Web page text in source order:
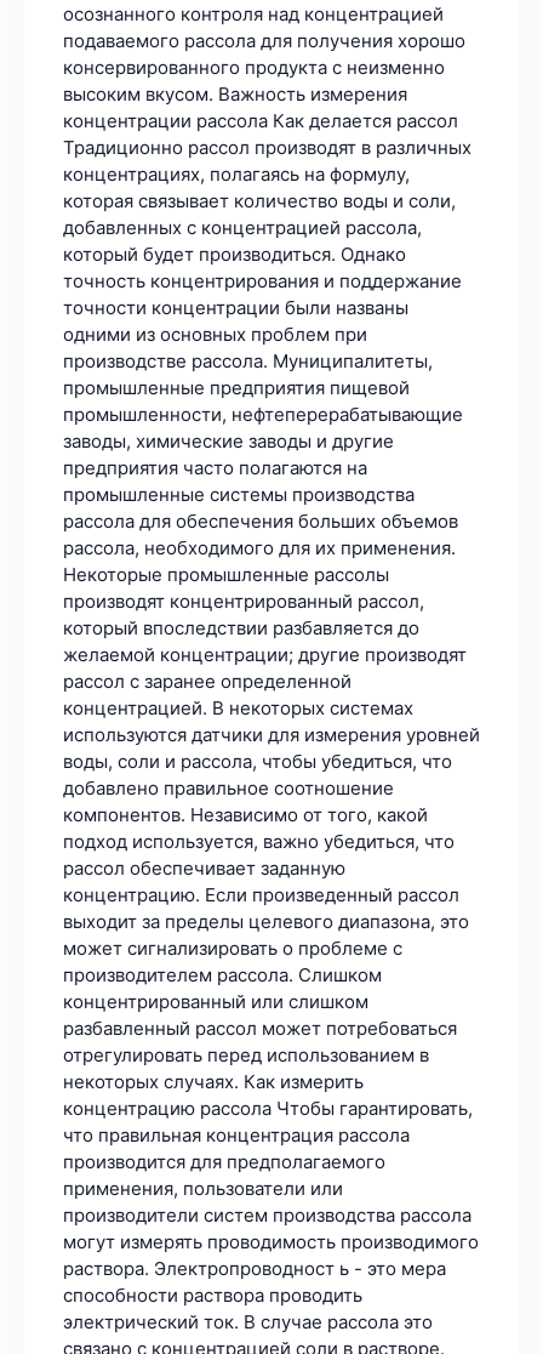
осознанного контроля над концентрацией
подаваемого рассола для получения хорошо
консервированного продукта с неизменно
высоким вкусом. Важность измерения
концентрации рассола Как делается рассол
Традиционно рассол производят в различных
концентрациях, полагаясь на формулу,
которая связывает количество воды и соли,
добавленных с концентрацией рассола,
который будет производиться. Однако
точность концентрирования и поддержание
точности концентрации были названы
одними из основных проблем при
производстве рассола. Муниципалитеты,
промышленные предприятия пищевой
промышленности, нефтеперерабатывающие
заводы, химические заводы и другие
предприятия часто полагаются на
промышленные системы производства
рассола для обеспечения больших объемов
рассола, необходимого для их применения.
Некоторые промышленные рассолы
производят концентрированный рассол,
который впоследствии разбавляется до
желаемой концентрации; другие производят
рассол с заранее определенной
концентрацией. В некоторых системах
используются датчики для измерения уровней
воды, соли и рассола, чтобы убедиться, что
добавлено правильное соотношение
компонентов. Независимо от того, какой
подход используется, важно убедиться, что
рассол обеспечивает заданную
концентрацию. Если произведенный рассол
выходит за пределы целевого диапазона, это
может сигнализировать о проблеме с
производителем рассола. Слишком
концентрированный или слишком
разбавленный рассол может потребоваться
отрегулировать перед использованием в
некоторых случаях. Как измерить
концентрацию рассола Чтобы гарантировать,
что правильная концентрация рассола
производится для предполагаемого
применения, пользователи или
производители систем производства рассола
могут измерять проводимость производимого
раствора. Электропроводност ь - это мера
способности раствора проводить
электрический ток. В случае рассола это
связано с концентрацией соли в растворе.